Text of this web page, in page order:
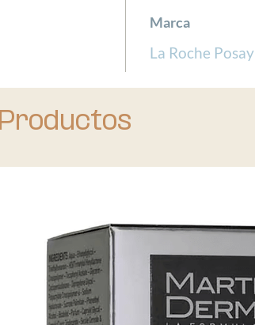
Marca
La Roche Posay